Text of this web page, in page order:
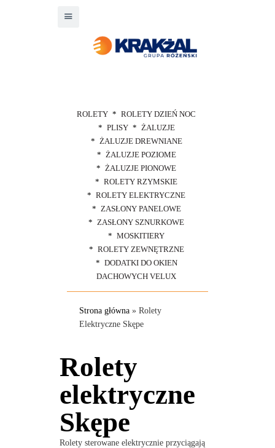
ROLETY
ROLETY DZIEŃ NOC
PLISY
ŻALUZJE
ŻALUZJE DREWNIANE
ŻALUZJE POZIOME
ŻALUZJE PIONOWE
ROLETY RZYMSKIE
ROLETY ELEKTRYCZNE
ZASŁONY PANELOWE
ZASŁONY SZNURKOWE
MOSKITIERY
ROLETY ZEWNĘTRZNE
DODATKI DO OKIEN
DACHOWYCH VELUX
Strona główna » Rolety
Elektryczne Skępe
Rolety
elektryczne
Skępe
Rolety sterowane elektrycznie przyciągają